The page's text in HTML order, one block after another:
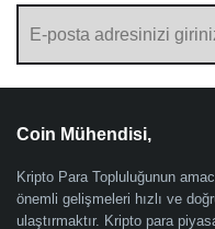
Coin Mühendisi,
Kripto Para Topluluğunun
önemli gelişmeleri hızlı ve
ulaştırmaktır. Kripto para